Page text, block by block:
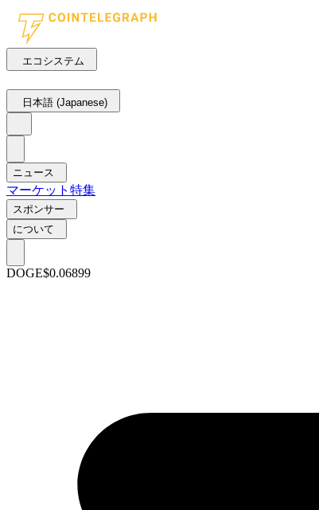
エコシステム
日本語 (Japanese)
ニュース
マーケット 特集
スポンサー
について
DOGE$0.06899